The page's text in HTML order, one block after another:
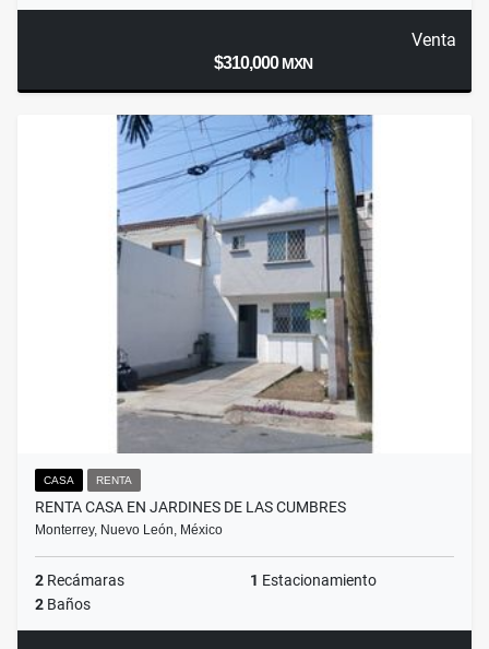
Venta
$310,000MXN
CASA RENTA
RENTA CASA EN JARDINES DE LAS CUMBRES
Monterrey, Nuevo León, México
2 Recámaras 1 Estacionamiento
2 Baños